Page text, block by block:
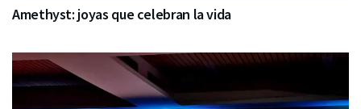
Amethyst: joyas que celebran la vida